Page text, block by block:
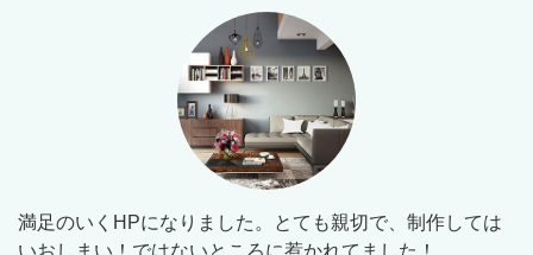
満足のいくHPになりました。とても親切で、制作しては